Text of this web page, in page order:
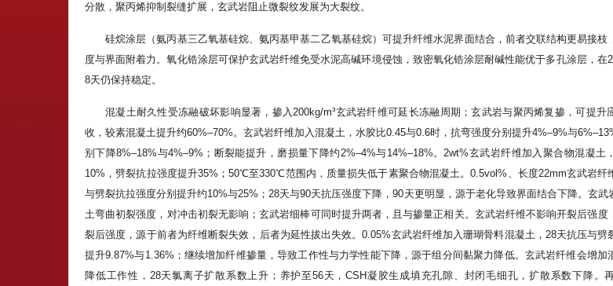
分散，聚丙烯抑制裂缝扩展，玄武岩阻止微裂纹发展为大裂纹。
硅烷涂层（氨丙基三乙氧基硅烷、氨丙基甲基二乙氧基硅烷）可提升纤维水泥界面结合，前者交联结构更易接枝
度与界面附着力。氧化锆涂层可保护玄武岩纤维免受水泥高碱环境侵蚀，致密氧化锆涂层耐碱性能优于多孔涂层，在
8天仍保持稳定。
混凝土耐久性受冻融破坏影响显著，掺入200kg/m³玄武岩纤维可延长冻融周期；玄武岩与聚丙烯复掺，可提升
收，较素混凝土提升约60%–70%。玄武岩纤维加入混凝土，水胶比0.45与0.6时，抗弯强度分别提升4%–9%与
别下降8%–18%与4%–9%；断裂能提升，磨损量下降约2%–4%与14%–18%。2wt%玄武岩纤维加入聚合物混凝土
10%，劈裂抗拉强度提升35%；50℃至330℃范围内，质量损失低于素聚合物混凝土。0.5vol%、长度22mm玄武岩纤
与劈裂抗拉强度分别提升约10%与25%；28天与90天抗压强度下降，90天更明显，源于老化导致界面结合下降。玄武
土弯曲初裂强度，对冲击初裂无影响；玄武岩细棒可同时提升两者，且与掺量正相关。玄武岩纤维不影响开裂后强度
裂后强度，源于前者为纤维断裂失效，后者为延性拔出失效。0.05%玄武岩纤维加入珊瑚骨料混凝土，28天抗压与劈
提升9.87%与1.36%；继续增加纤维掺量，导致工作性与力学性能下降，源于组分间黏聚力降低。玄武岩纤维会增加
降低工作性，28天氯离子扩散系数上升；养护至56天，CSH凝胶生成填充孔隙、封闭毛细孔，扩散系数下降。